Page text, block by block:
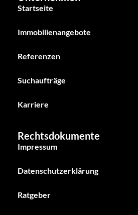
Startseite
Immobilienangebote
Referenzen
Suchaufträge
Karriere
Rechtsdokumente
Impressum
Datenschutzerklärung
Ratgeber